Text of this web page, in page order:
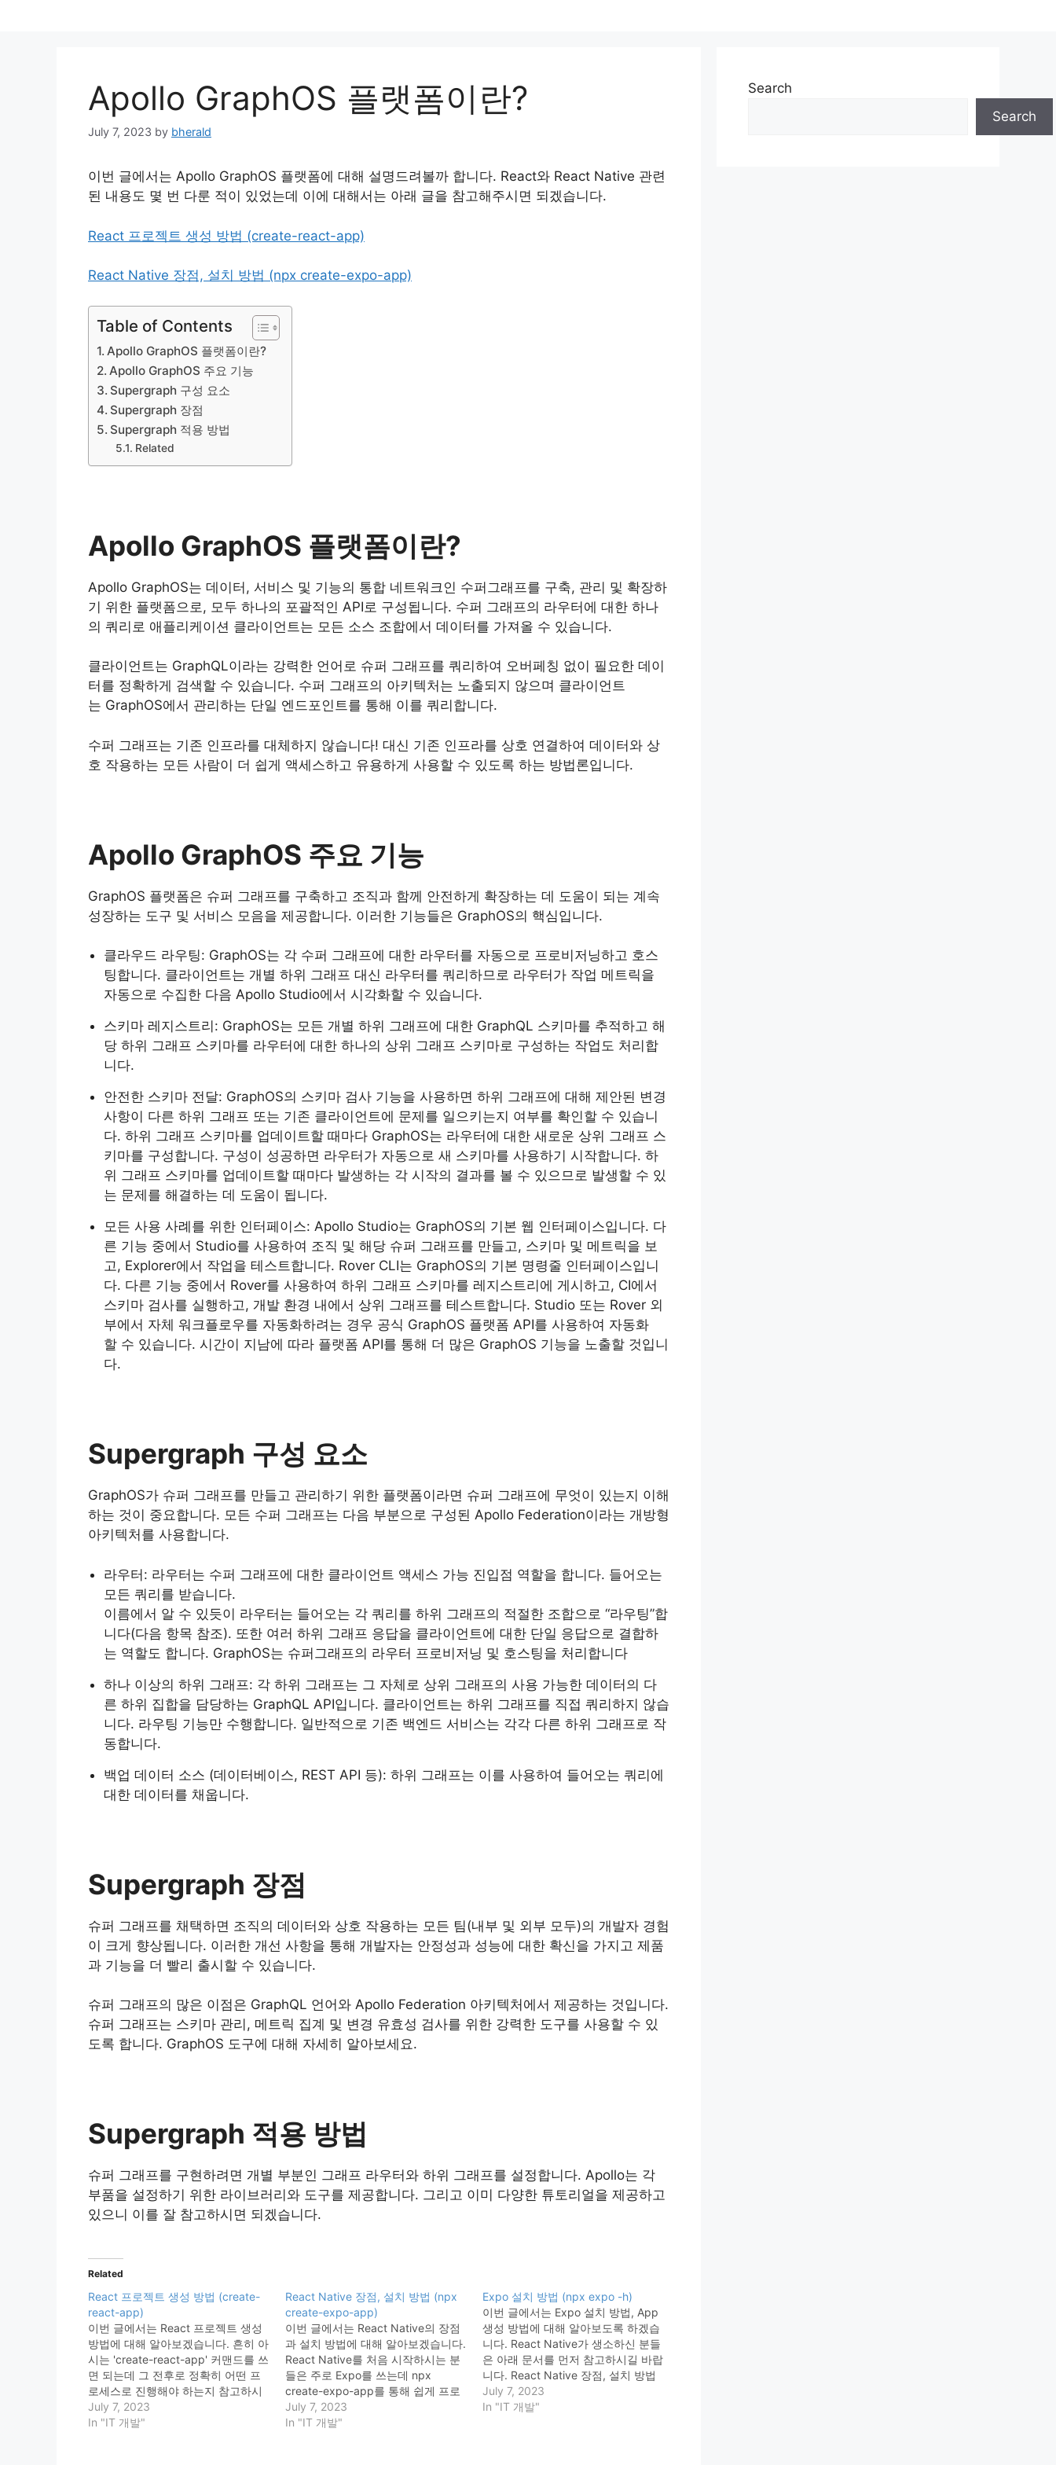
Apollo GraphOS 플랫폼이란?
July 7, 2023 by bherald
이번 글에서는 Apollo GraphOS 플랫폼에 대해 설명드려볼까 합니다. React와 React Native 관련
된 내용도 몇 번 다룬 적이 있었는데 이에 대해서는 아래 글을 참고해주시면 되겠습니다.
React 프로젝트 생성 방법 (create-react-app)
React Native 장점, 설치 방법 (npx create-expo-app)
Table of Contents
Apollo GraphOS 플랫폼이란?
Apollo GraphOS 주요 기능
Supergraph 구성 요소
Supergraph 장점
Supergraph 적용 방법
Related
Apollo GraphOS 플랫폼이란?
Apollo GraphOS는 데이터, 서비스 및 기능의 통합 네트워크인 수퍼그래프를 구축, 관리 및 확장하
기 위한 플랫폼으로, 모두 하나의 포괄적인 API로 구성됩니다. 수퍼 그래프의 라우터에 대한 하나
의 쿼리로 애플리케이션 클라이언트는 모든 소스 조합에서 데이터를 가져올 수 있습니다.
클라이언트는 GraphQL이라는 강력한 언어로 슈퍼 그래프를 쿼리하여 오버페칭 없이 필요한 데이
터를 정확하게 검색할 수 있습니다. 수퍼 그래프의 아키텍처는 노출되지 않으며 클라이언트
는 GraphOS에서 관리하는 단일 엔드포인트를 통해 이를 쿼리합니다.
수퍼 그래프는 기존 인프라를 대체하지 않습니다! 대신 기존 인프라를 상호 연결하여 데이터와 상
호 작용하는 모든 사람이 더 쉽게 액세스하고 유용하게 사용할 수 있도록 하는 방법론입니다.
Apollo GraphOS 주요 기능
GraphOS 플랫폼은 슈퍼 그래프를 구축하고 조직과 함께 안전하게 확장하는 데 도움이 되는 계속
성장하는 도구 및 서비스 모음을 제공합니다. 이러한 기능들은 GraphOS의 핵심입니다.
클라우드 라우팅: GraphOS는 각 수퍼 그래프에 대한 라우터를 자동으로 프로비저닝하고 호스
팅합니다. 클라이언트는 개별 하위 그래프 대신 라우터를 쿼리하므로 라우터가 작업 메트릭을
자동으로 수집한 다음 Apollo Studio에서 시각화할 수 있습니다.
스키마 레지스트리: GraphOS는 모든 개별 하위 그래프에 대한 GraphQL 스키마를 추적하고 해
당 하위 그래프 스키마를 라우터에 대한 하나의 상위 그래프 스키마로 구성하는 작업도 처리합
니다.
안전한 스키마 전달: GraphOS의 스키마 검사 기능을 사용하면 하위 그래프에 대해 제안된 변경
사항이 다른 하위 그래프 또는 기존 클라이언트에 문제를 일으키는지 여부를 확인할 수 있습니
다. 하위 그래프 스키마를 업데이트할 때마다 GraphOS는 라우터에 대한 새로운 상위 그래프 스
키마를 구성합니다. 구성이 성공하면 라우터가 자동으로 새 스키마를 사용하기 시작합니다. 하
위 그래프 스키마를 업데이트할 때마다 발생하는 각 시작의 결과를 볼 수 있으므로 발생할 수 있
는 문제를 해결하는 데 도움이 됩니다.
모든 사용 사례를 위한 인터페이스: Apollo Studio는 GraphOS의 기본 웹 인터페이스입니다. 다
른 기능 중에서 Studio를 사용하여 조직 및 해당 슈퍼 그래프를 만들고, 스키마 및 메트릭을 보
고, Explorer에서 작업을 테스트합니다. Rover CLI는 GraphOS의 기본 명령줄 인터페이스입니
다. 다른 기능 중에서 Rover를 사용하여 하위 그래프 스키마를 레지스트리에 게시하고, CI에서
스키마 검사를 실행하고, 개발 환경 내에서 상위 그래프를 테스트합니다. Studio 또는 Rover 외
부에서 자체 워크플로우를 자동화하려는 경우 공식 GraphOS 플랫폼 API를 사용하여 자동화
할 수 있습니다. 시간이 지남에 따라 플랫폼 API를 통해 더 많은 GraphOS 기능을 노출할 것입니
다.
Supergraph 구성 요소
GraphOS가 슈퍼 그래프를 만들고 관리하기 위한 플랫폼이라면 슈퍼 그래프에 무엇이 있는지 이해
하는 것이 중요합니다. 모든 수퍼 그래프는 다음 부분으로 구성된 Apollo Federation이라는 개방형
아키텍처를 사용합니다.
라우터: 라우터는 수퍼 그래프에 대한 클라이언트 액세스 가능 진입점 역할을 합니다. 들어오는
모든 쿼리를 받습니다.
이름에서 알 수 있듯이 라우터는 들어오는 각 쿼리를 하위 그래프의 적절한 조합으로 “라우팅”합
니다(다음 항목 참조). 또한 여러 하위 그래프 응답을 클라이언트에 대한 단일 응답으로 결합하
는 역할도 합니다. GraphOS는 슈퍼그래프의 라우터 프로비저닝 및 호스팅을 처리합니다
하나 이상의 하위 그래프: 각 하위 그래프는 그 자체로 상위 그래프의 사용 가능한 데이터의 다
른 하위 집합을 담당하는 GraphQL API입니다. 클라이언트는 하위 그래프를 직접 쿼리하지 않습
니다. 라우팅 기능만 수행합니다. 일반적으로 기존 백엔드 서비스는 각각 다른 하위 그래프로 작
동합니다.
백업 데이터 소스 (데이터베이스, REST API 등): 하위 그래프는 이를 사용하여 들어오는 쿼리에
대한 데이터를 채웁니다.
Supergraph 장점
슈퍼 그래프를 채택하면 조직의 데이터와 상호 작용하는 모든 팀(내부 및 외부 모두)의 개발자 경험
이 크게 향상됩니다. 이러한 개선 사항을 통해 개발자는 안정성과 성능에 대한 확신을 가지고 제품
과 기능을 더 빨리 출시할 수 있습니다.
슈퍼 그래프의 많은 이점은 GraphQL 언어와 Apollo Federation 아키텍처에서 제공하는 것입니다.
슈퍼 그래프는 스키마 관리, 메트릭 집계 및 변경 유효성 검사를 위한 강력한 도구를 사용할 수 있
도록 합니다. GraphOS 도구에 대해 자세히 알아보세요.
Supergraph 적용 방법
슈퍼 그래프를 구현하려면 개별 부분인 그래프 라우터와 하위 그래프를 설정합니다. Apollo는 각
부품을 설정하기 위한 라이브러리와 도구를 제공합니다. 그리고 이미 다양한 튜토리얼을 제공하고
있으니 이를 잘 참고하시면 되겠습니다.
Related
React 프로젝트 생성 방법 (create-
react-app)
이번 글에서는 React 프로젝트 생성
방법에 대해 알아보겠습니다. 흔히 아
시는 'create-react-app' 커맨드를 쓰
면 되는데 그 전후로 정확히 어떤 프
로세스로 진행해야 하는지 참고하시
면 좋을 듯 합니다. React란? 먼저
React에 대해 간단히 알아야겠죠.
July 7, 2023
In "IT 개발"
React Native 장점, 설치 방법 (npx
create-expo-app)
이번 글에서는 React Native의 장점
과 설치 방법에 대해 알아보겠습니다.
React Native를 처음 시작하시는 분
들은 주로 Expo를 쓰는데 npx
create-expo-app를 통해 쉽게 프로
젝트 설치가 가능합니다. React
Native란? 리액트 네이티브(React
July 7, 2023
In "IT 개발"
Expo 설치 방법 (npx expo -h)
이번 글에서는 Expo 설치 방법, App
생성 방법에 대해 알아보도록 하겠습
니다. React Native가 생소하신 분들
은 아래 문서를 먼저 참고하시길 바랍
니다. React Native 장점, 설치 방법
(npx create-expo-app) Expo로 애
플리케이션을 개발하려면 두 가지 도
July 7, 2023
In "IT 개발"
Search
Search